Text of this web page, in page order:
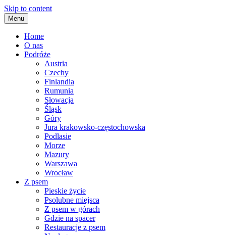
Skip to content
Menu
Home
O nas
Podróże
Austria
Czechy
Finlandia
Rumunia
Słowacja
Śląsk
Góry
Jura krakowsko-częstochowska
Podlasie
Morze
Mazury
Warszawa
Wrocław
Z psem
Pieskie życie
Psolubne miejsca
Z psem w górach
Gdzie na spacer
Restauracje z psem